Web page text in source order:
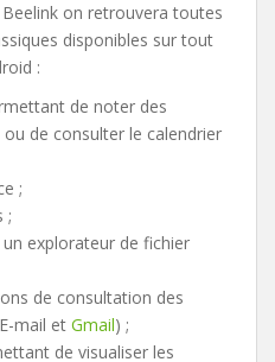
on retrouvera toutes
disponibles sur tout
:
de noter des
de consulter le calendrier
;
;
un explorateur de fichier
de consultation des
mail et Gmail) ;
de visualiser les